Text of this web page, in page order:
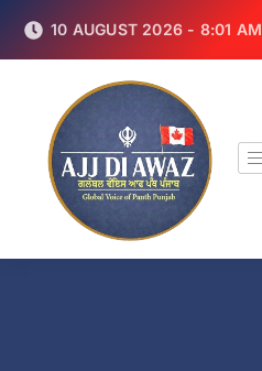
10 AUGUST 2026 - 8:01 AM